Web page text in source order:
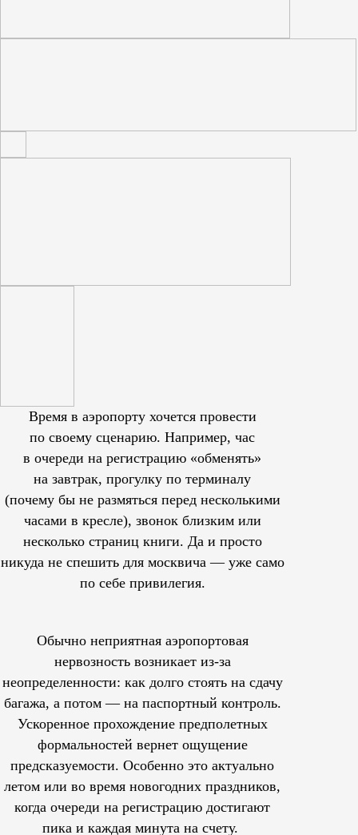
Время в аэропорту хочется провести
по своему сценарию. Например, час
в очереди на регистрацию «обменять»
на завтрак, прогулку по терминалу
(почему бы не размяться перед несколькими
часами в кресле), звонок близким или
несколько страниц книги. Да и просто
никуда не спешить для москвича — уже само
по себе привилегия.
Обычно неприятная аэропортовая
нервозность возникает из-за
неопределенности: как долго стоять на сдачу
багажа, а потом — на паспортный контроль.
Ускоренное прохождение предполетных
формальностей вернет ощущение
предсказуемости. Особенно это актуально
летом или во время новогодних праздников,
когда очереди на регистрацию достигают
пика и каждая минута на счету.